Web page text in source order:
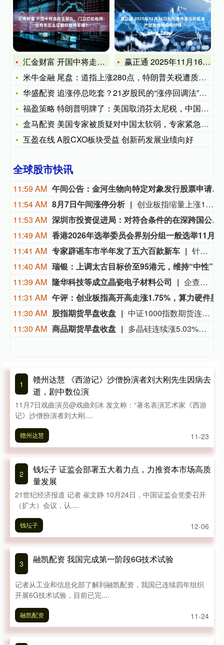
汇金财富 开国中将走路去部队，门卫拦住他问：没有车怎么证明你
赢正通 2025年11月16日山东德州黑马农贸水产批发市场价
米牛金融 尾盘：道指上涨280点，特朗普关税遭质疑且AI交易
华盛配资 追涨停总吃套？21岁股民的“涨停回调法”：10天8
福盈策略 特朗普明牌了：美国取消芬太尼税，中国买美国大豆、取
盒马配资 美国专家被质疑对中国太软弱，专家紧急表态：实际上很
互盈在线 A股CXO板块受益 创新药发展业绩向好
全球股市快讯
11:59 AM
午间公告：金河生物向特定对象发行股票申请获证监会同意注册批复
11:54 AM 8月7日午间涨停分析
创业板指缩量上涨1.75%，医药、算力硬件股持续爆发。宝鼎科技、云南锗业、汇绿生态、沃格光电、百花医药均4连板，一图看懂>>
11:53 AM
深圳市投资促进局：对符合条件的在深跨国公司中国区总部、亚太区总部、事业部全球总部，一次性给予最高800万元的能级奖励
11:49 AM
11:41 AM 专家辟谣车市半年发了五六百款新车
针对上半年上市新车超500款的行业热议数据，中国汽车流通协会专家李颜伟今日在社交平台上表示，2026年1-6月国内全新车型仅约165款，市面流传500至600款的说法并不严谨。 李颜伟解释，500多款是车型+各类配置、衍生款的合并统计。“比如新上市一款车型，有三个配置，这可以算作是1款车型，3个款型；如果上半年这165款车型，加上不同配置，或许能有500~600个款型；但是说成500-600款车型就不严谨了。” 此前多家媒体采用宽口径统计，称1-5月新车550款、上半年超600款，引发行业内卷讨论。（一财）
11:40 AM
11:39 AM 隆华科技等成立晶瓷电子材料公司
企查查APP显示，近日，广西晶瓷电子材料有限公司成立，法定代表人为赵光政，注册资本为1000万元，经营范围包含电子专用材料研发；电子专用材料制造；新型陶瓷材料销售；特种陶瓷制品制造；新材料技术研发等。企查查股权穿透显示，该公司由隆华科技(300263)旗下丰联科光电（洛阳）股份有限公司等共同持股。
11:31 AM
11:30 AM 股指期货早盘收盘
中证1000指数期货连续涨1.16%， 沪深300指数期货连续涨0.79%， 中证500指数期货连续涨1.27%， 上证50指数期货连续涨0.90%。
11:30 AM 商品期货早盘收盘 多晶硅连续涨5.03%，上海原油连续涨4.92%，乙二醇连续涨4.69%，丁二烯橡胶连续涨3.68%，燃料油连续涨3.45%，低硫燃料油连续涨3.32%，焦炭连续涨3.22%，沥青连续涨3.16%，瓶片连续涨3.15%，豆一连续涨2.91%。
1
赣州达慧 《西游记》沙僧扮演者刘大刚先生因病去
逝，剧中数位演
11月7日戏曲演员@戏曲刘冰 发文称：“著名表演艺术家《西游
记》沙僧扮演者刘大刚....
赣州达慧 11-23
2
钱坛子 证监会部署五大着力点，力推资本市场高质
量发展
21世纪经济报道 记者 崔文静 10月24日，中国证监会党委召开
（扩大）会议，认....
钱坛子 12-06
3 融凯配资 我国完成第一阶段6G技术试验
记者从工业和信息化部了解到融凯配资，我国已连续四年组织
开展6G技术试验，目前已完....
融凯配资 11-24